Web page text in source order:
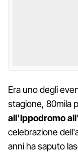
Era uno degli
stagione, 80mila
all'Ippodromo
celebrazione
anni ha saputo